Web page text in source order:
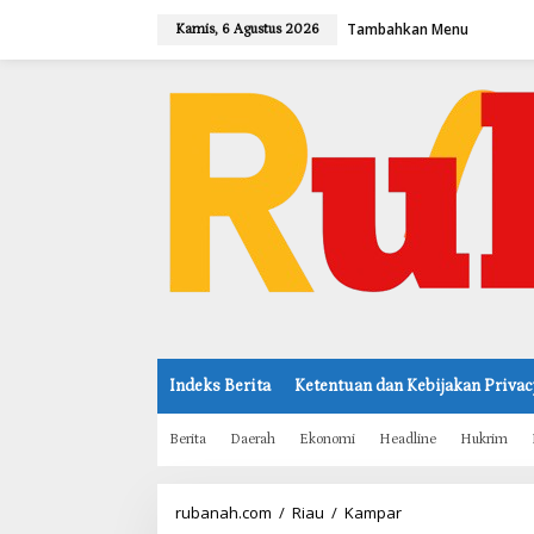
Kamis, 6 Agustus 2026 Tambahkan Menu
Indeks Berita Ketentuan dan Kebijakan
Berita Daerah Ekonomi Headline Hukrim
rubanah.com / Riau / Kampar